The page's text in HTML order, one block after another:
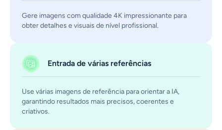
Gere imagens com qualidade 4K impressionante para
obter detalhes e visuais de nível profissional.
Entrada de várias referências
Use várias imagens de referência para orientar a IA,
garantindo resultados mais precisos, coerentes e
criativos.